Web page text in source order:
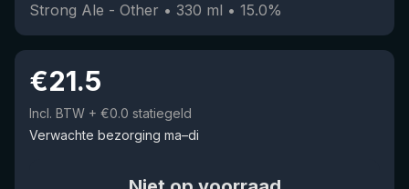
Strong Ale - Other • 330 ml • 15.0%
€21.5
Incl. BTW + €0.0 statiegeld
Verwachte bezorging ma–di